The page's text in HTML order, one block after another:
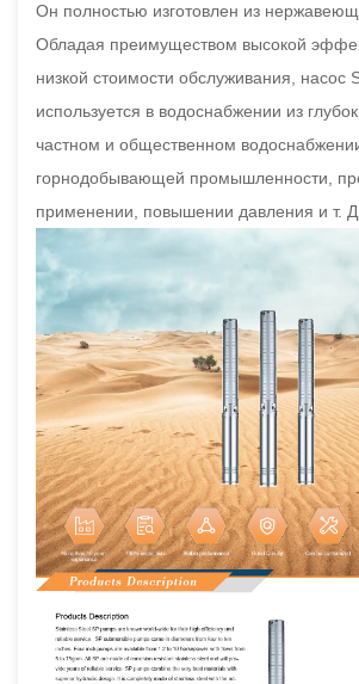
Он полностью изготовлен из
Обладая преимуществом высокой
низкой стоимости обслуживания, насос
используется в водоснабжении из
частном и общественном
горнодобывающей промышленности,
применении, повышении давления и т. Д.